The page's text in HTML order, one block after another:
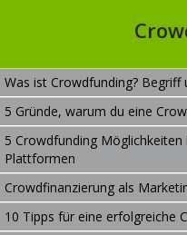
Was ist Crowdfunding? Begriff
5 Gründe, warum du eine
5 Crowdfunding
Plattformen
Crowdfinanzierung als
10 Tipps für eine erfolgreiche